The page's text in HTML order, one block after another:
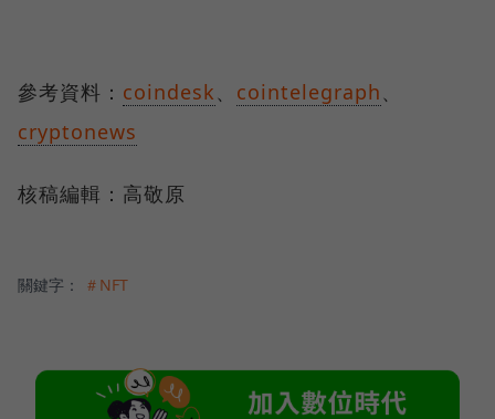
參考資料： coindesk、 cointelegraph、
cryptonews
核稿編輯：高敬原
關鍵字： ＃NFT